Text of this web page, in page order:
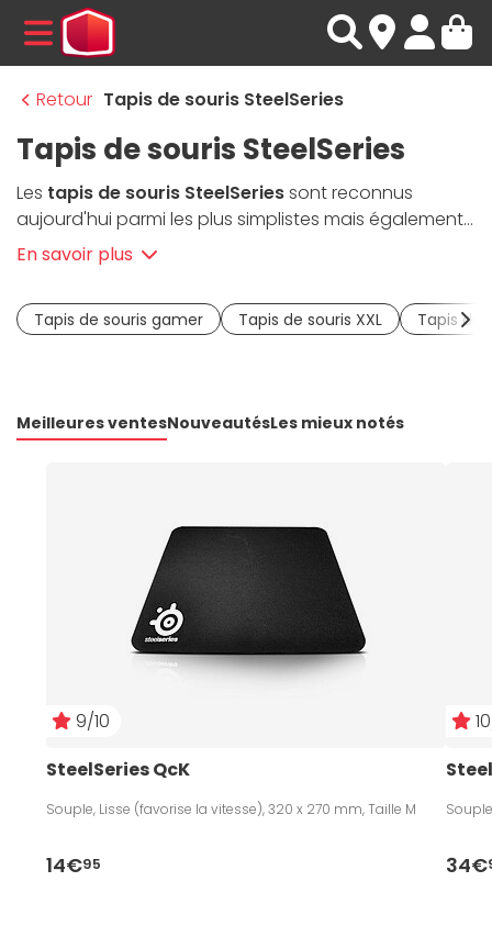
MENU
Retour Tapis de souris SteelSeries
Tapis de souris SteelSeries
Les tapis de souris SteelSeriessont reconnus
aujourd'hui parmi les plus simplistes mais également
les plus reconnus pour leur solidité dans le temps, leur
précision de tissage afin de favoriser le contrôle et la
glisse de sa souris. Ces tapis nommés QcK sont
disponibles en beaucoup de tailles différentes
périphériques proposées par la marque :souris
En savoir plus
Tapis de souris gamer Tapis de souris XXL Tapis de
Meilleures ventesNouveautésLes mieux notés
9/10
SteelSeries QcK
Souple, Lisse (favorise la vitesse), 320 x 270 mm, Taille M
14€95 34€